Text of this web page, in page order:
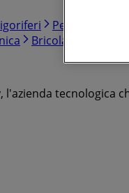
Pellet
Bricolage
l'azienda tecnologica